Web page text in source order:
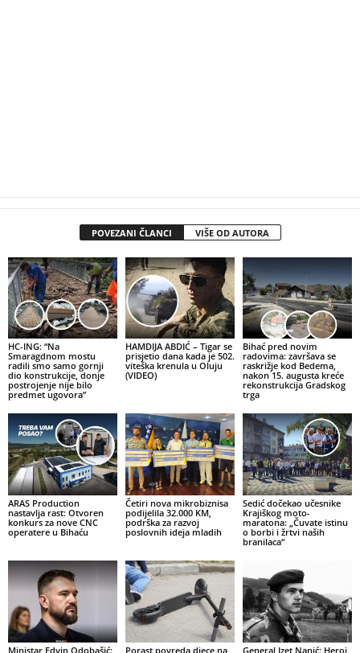
POVEZANI ČLANCI VIŠE OD AUTORA
HC-ING: “Na
Smaragdnom mostu
radili smo samo gornji
dio konstrukcije, donje
postrojenje nije bilo
predmet ugovora”
HAMDIJA ABDIĆ – Tigar se
prisjetio dana kada je 502.
viteška krenula u Oluju
(VIDEO)
Bihać pred novim
radovima: završava se
raskrižje kod Bedema,
nakon 15. augusta kreće
rekonstrukcija Gradskog
trga
ARAS Production
nastavlja rast: Otvoren
konkurs za nove CNC
operatere u Bihaću
Četiri nova mikrobiznisa
podijelila 32.000 KM,
podrška za razvoj
poslovnih ideja mladih
Sedić dočekao učesnike
Krajiškog moto-
maratona: „Čuvate istinu
o borbi i žrtvi naših
branilaca“
Ministar Edvin Odobašić:
Porast povreda djece na
General Izet Nanić: Heroj